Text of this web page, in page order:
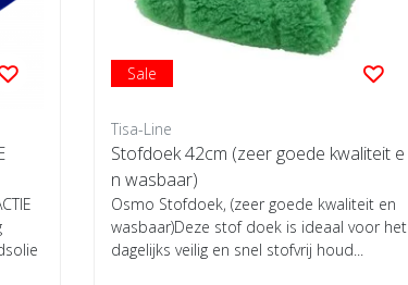
Sale
Tisa-Line
Stofdoek 42cm (zeer goede kwaliteit e
n wasbaar)
Osmo Stofdoek, (zeer goede kwaliteit en
wasbaar)Deze stof doek is ideaal voor het
dagelijks veilig en snel stofvrij houd...